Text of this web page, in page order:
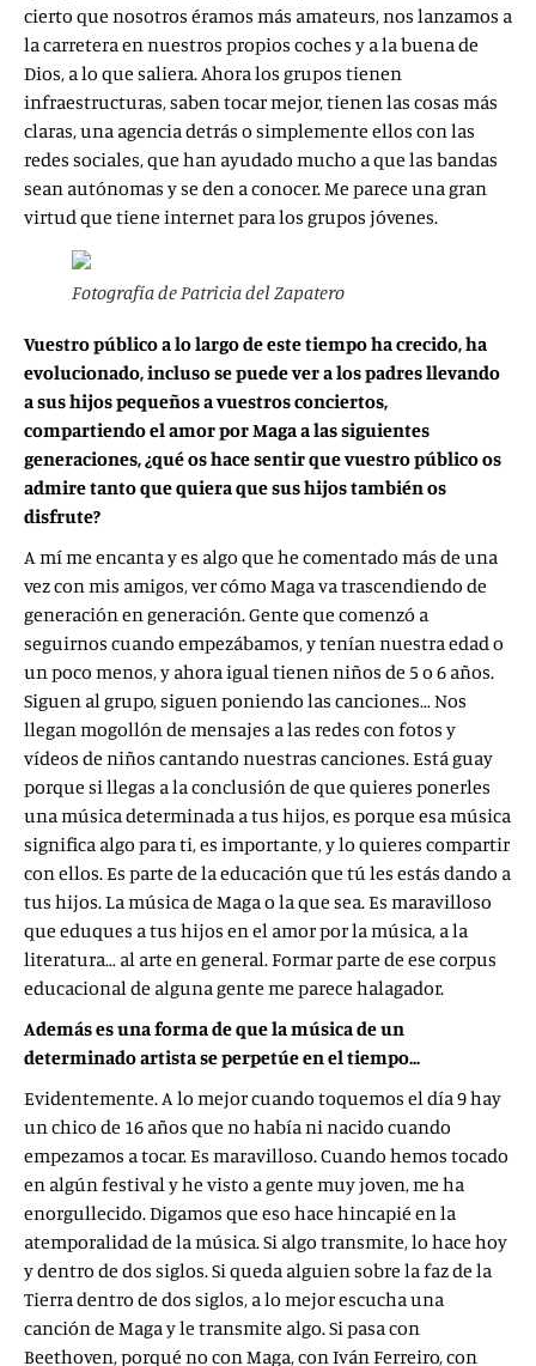
cierto que nosotros éramos más amateurs, nos lanzamos a
la carretera en nuestros propios coches y a la buena de
Dios, a lo que saliera. Ahora los grupos tienen
infraestructuras, saben tocar mejor, tienen las cosas más
claras, una agencia detrás o simplemente ellos con las
redes sociales, que han ayudado mucho a que las bandas
sean autónomas y se den a conocer. Me parece una gran
virtud que tiene internet para los grupos jóvenes.
Fotografía de Patricia del Zapatero
Vuestro público a lo largo de este tiempo ha crecido, ha
evolucionado, incluso se puede ver a los padres llevando
a sus hijos pequeños a vuestros conciertos,
compartiendo el amor por Maga a las siguientes
generaciones, ¿qué os hace sentir que vuestro público os
admire tanto que quiera que sus hijos también os
disfrute?
A mí me encanta y es algo que he comentado más de una
vez con mis amigos, ver cómo Maga va trascendiendo de
generación en generación. Gente que comenzó a
seguirnos cuando empezábamos, y tenían nuestra edad o
un poco menos, y ahora igual tienen niños de 5 o 6 años.
Siguen al grupo, siguen poniendo las canciones… Nos
llegan mogollón de mensajes a las redes con fotos y
vídeos de niños cantando nuestras canciones. Está guay
porque si llegas a la conclusión de que quieres ponerles
una música determinada a tus hijos, es porque esa música
significa algo para ti, es importante, y lo quieres compartir
con ellos. Es parte de la educación que tú les estás dando a
tus hijos. La música de Maga o la que sea. Es maravilloso
que eduques a tus hijos en el amor por la música, a la
literatura… al arte en general. Formar parte de ese corpus
educacional de alguna gente me parece halagador.
Además es una forma de que la música de un
determinado artista se perpetúe en el tiempo…
Evidentemente. A lo mejor cuando toquemos el día 9 hay
un chico de 16 años que no había ni nacido cuando
empezamos a tocar. Es maravilloso. Cuando hemos tocado
en algún festival y he visto a gente muy joven, me ha
enorgullecido. Digamos que eso hace hincapié en la
atemporalidad de la música. Si algo transmite, lo hace hoy
y dentro de dos siglos. Si queda alguien sobre la faz de la
Tierra dentro de dos siglos, a lo mejor escucha una
canción de Maga y le transmite algo. Si pasa con
Beethoven, porqué no con Maga, con Iván Ferreiro, con